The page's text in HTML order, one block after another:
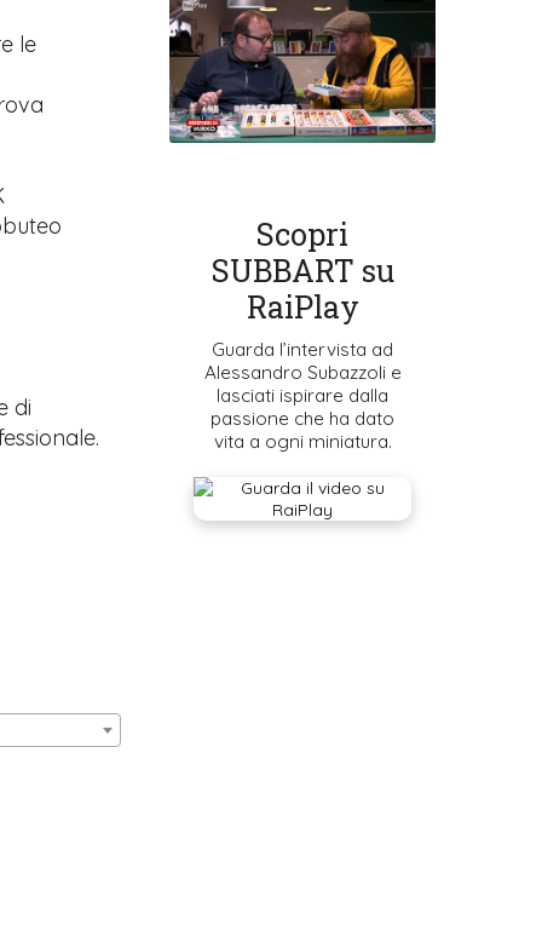
le
di
Scopri
SUBBART su
RaiPlay
Guarda l’intervista ad
Alessandro Subazzoli e
lasciati ispirare dalla
passione che ha dato
vita a ogni miniatura.